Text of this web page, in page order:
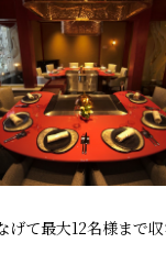
げて最大12名様まで